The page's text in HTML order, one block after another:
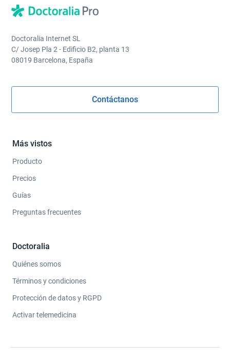
Doctoralia Internet SL
C/ Josep Pla 2 - Edificio B2, planta 13
08019 Barcelona, España
Contáctanos
Más vistos
Producto
Precios
Guías
Preguntas frecuentes
Doctoralia
Quiénes somos
Términos y condiciones
Protección de datos y RGPD
Activar telemedicina